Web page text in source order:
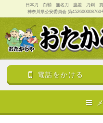
日本刀 白鞘 無名刀 脇差 刀剣 買取
神奈川県公安委員会 第
電話をかける